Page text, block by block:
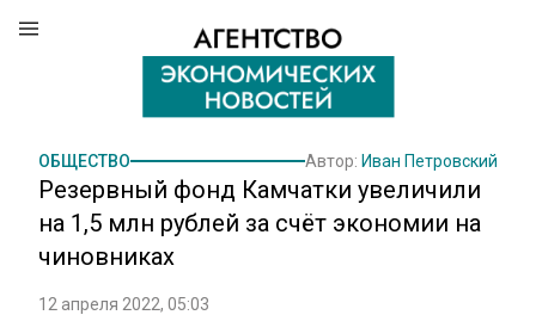
ОБЩЕСТВО Автор: Иван Петровский
Резервный фонд Камчатки увеличили
на 1,5 млн рублей за счёт экономии на
чиновниках
12 апреля 2022, 05:03